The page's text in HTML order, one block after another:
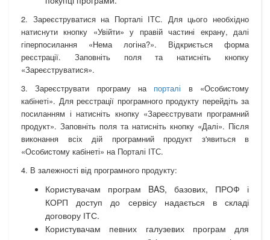
2. Зареєструватися на Порталі ІТС. Для цього необхідно
натиснути кнопку «Увійти» у правій частині екрану, далі
гіперпосилання «Нема логіна?». Відкриється форма
реєстрації. Заповніть поля та натисніть кнопку
«Зареєструватися».
3. Зареєструвати програму на порталі в «Особистому
кабінеті». Для реєстрації програмного продукту перейдіть за
посиланням і натисніть кнопку «Зареєструвати програмний
продукт». Заповніть поля та натисніть кнопку «Далі». Після
виконання всіх дій програмний продукт з'явиться в
«Особистому кабінеті» на Порталі ІТС.
4. В залежності від програмного продукту:
Користувачам програм BAS, базових, ПРОФ і
КОРП доступ до сервісу надається в складі
договору ІТС.
Користувачам певних галузевих програм для